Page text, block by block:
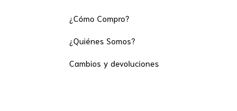
¿Cómo Compro?
¿Quiénes Somos?
Cambios y devoluciones